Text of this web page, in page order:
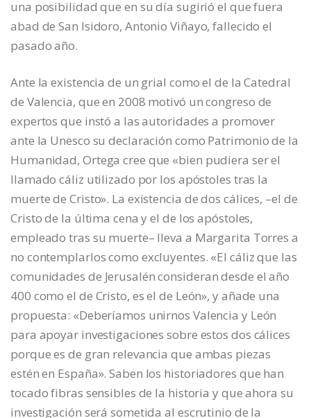
una posibilidad que en su día sugirió el que fuera
abad de San Isidoro, Antonio Viñayo, fallecido el
pasado año.
Ante la existencia de un grial como el de la Catedral
de Valencia, que en 2008 motivó un congreso de
expertos que instó a las autoridades a promover
ante la Unesco su declaración como Patrimonio de la
Humanidad, Ortega cree que «bien pudiera ser el
llamado cáliz utilizado por los apóstoles tras la
muerte de Cristo». La existencia de dos cálices, –el de
Cristo de la última cena y el de los apóstoles,
empleado tras su muerte– lleva a Margarita Torres a
no contemplarlos como excluyentes. «El cáliz que las
comunidades de Jerusalén consideran desde el año
400 como el de Cristo, es el de León», y añade una
propuesta: «Deberíamos unirnos Valencia y León
para apoyar investigaciones sobre estos dos cálices
porque es de gran relevancia que ambas piezas
estén en España». Saben los historiadores que han
tocado fibras sensibles de la historia y que ahora su
investigación será sometida al escrutinio de la